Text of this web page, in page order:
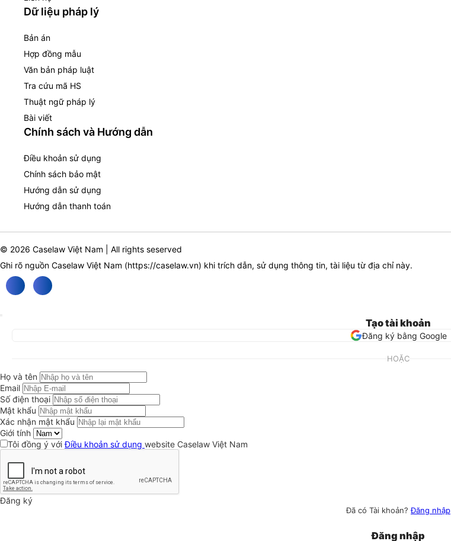
Dữ liệu pháp lý
Bản án
Hợp đồng mẫu
Văn bản pháp luật
Tra cứu mã HS
Thuật ngữ pháp lý
Bài viết
Chính sách và Hướng dẫn
Điều khoản sử dụng
Chính sách bảo mật
Hướng dẫn sử dụng
Hướng dẫn thanh toán
© 2026 Caselaw Việt Nam | All rights seserved
Ghi rõ nguồn Caselaw Việt Nam (https://caselaw.vn) khi trích dẫn, sử dụng thông tin, tài liệu từ địa chỉ này.
Tạo tài khoản
Đăng ký bằng Google
HOẶC
Họ và tên
Email
Số điện thoại
Mật khẩu
Xác nhận mật khẩu
Giới tính
Tôi đồng ý vớiĐiều khoản sử dụng website Caselaw Việt Nam
Đăng ký
Đã có Tài khoản?Đăng nhập
Đăng nhập